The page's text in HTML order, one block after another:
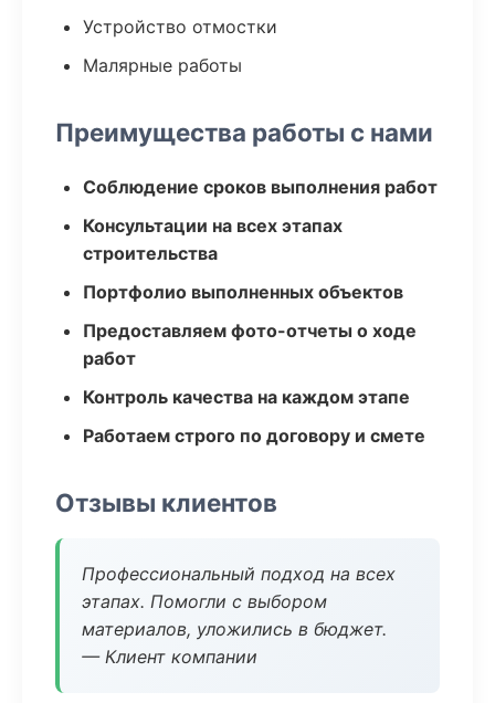
Устройство отмостки
Малярные работы
Преимущества работы с нами
Соблюдение сроков выполнения работ
Консультации на всех этапах
строительства
Портфолио выполненных объектов
Предоставляем фото-отчеты о ходе
работ
Контроль качества на каждом этапе
Работаем строго по договору и смете
Отзывы клиентов
Профессиональный подход на всех
этапах. Помогли с выбором
материалов, уложились в бюджет.
— Клиент компании